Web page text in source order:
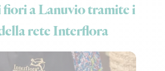
fiori a Lanuvio tramite i
rete Interflora